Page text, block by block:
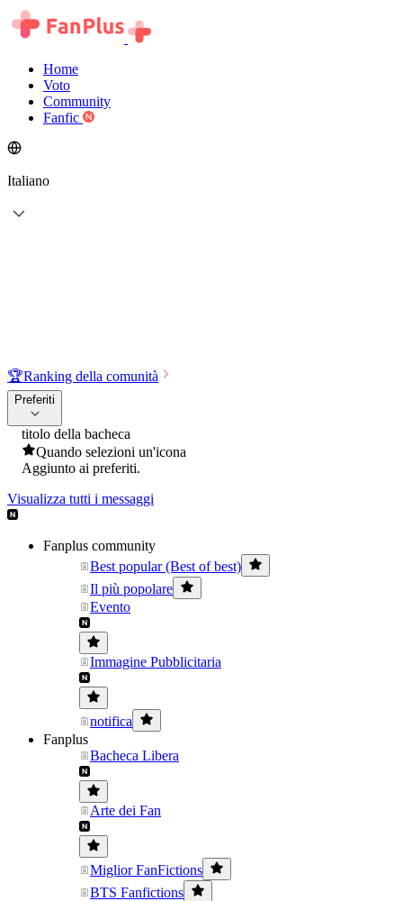
Home
Voto
Community
Fanfic
Italiano
🏆Ranking della comunità
Preferiti
titolo della bacheca
Quando selezioni un'icona
Aggiunto ai preferiti.
Visualizza tutti i messaggi
Fanplus community
Best popular (Best of best)
Il più popolare
Evento
Immagine Pubblicitaria
notifica
Fanplus
Bacheca Libera
Arte dei Fan
Miglior FanFictions
BTS Fanfictions